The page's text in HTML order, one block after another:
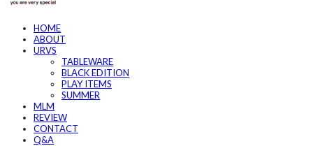
HOME
ABOUT
URVS
TABLEWARE
BLACK EDITION
PLAY ITEMS
SUMMER
MLM
REVIEW
CONTACT
Q&A